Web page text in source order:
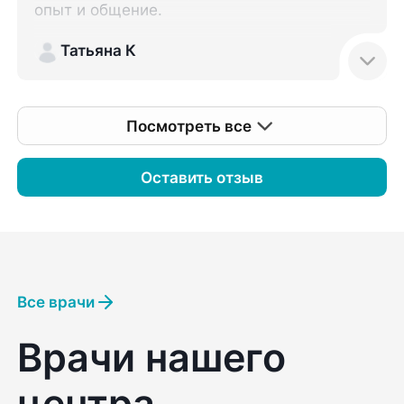
Оставить отзыв
опыт и общение.
Татьяна К
Посмотреть все
Все врачи
Врачи нашего